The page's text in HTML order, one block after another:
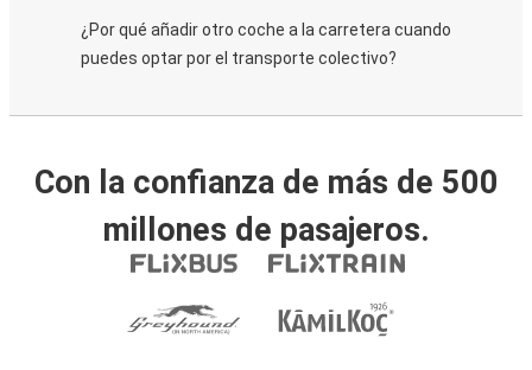
¿Por qué añadir otro coche a la carretera cuando
puedes optar por el transporte colectivo?
Con la confianza de más de 500
millones de pasajeros.